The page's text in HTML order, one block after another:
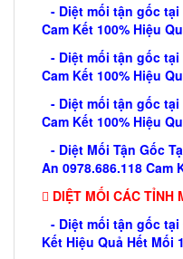
- Diệt mối tận gốc tại
Cam Kết 100% Hiệu
- Diệt mối tận gốc tại
Cam Kết 100% Hiệu
- Diệt mối tận gốc tại
Cam Kết 100% Hiệu
- Diệt Mối Tận Gốc
An 0978.686.118 Cam
DIỆT MỐI CÁC TỈNH
- Diệt mối tận gốc tại
Kết Hiệu Quả Hết Mối